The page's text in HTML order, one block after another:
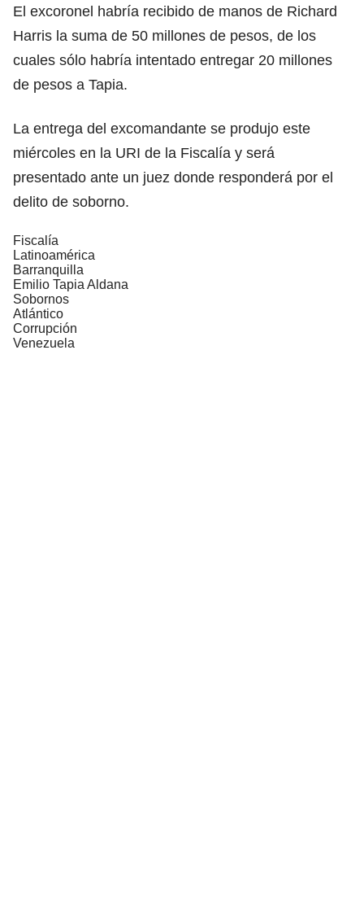
El excoronel habría recibido de manos de Richard
Harris la suma de 50 millones de pesos, de los
cuales sólo habría intentado entregar 20 millones
de pesos a Tapia.
La entrega del excomandante se produjo este
miércoles en la URI de la Fiscalía y será
presentado ante un juez donde responderá por el
delito de soborno.
Fiscalía
Latinoamérica
Barranquilla
Emilio Tapia Aldana
Sobornos
Atlántico
Corrupción
Venezuela